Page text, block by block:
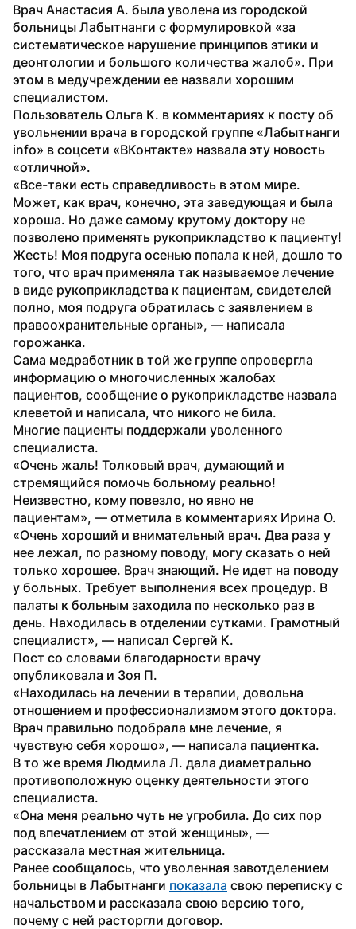
Врач Анастасия А. была уволена из городской
больницы Лабытнанги с формулировкой «за
систематическое нарушение принципов этики и
деонтологии и большого количества жалоб». При
этом в медучреждении ее назвали хорошим
специалистом.
Пользователь Ольга К. в комментариях к посту об
увольнении врача в городской группе «Лабытнанги
info» в соцсети «ВКонтакте» назвала эту новость
«отличной».
«Все-таки есть справедливость в этом мире.
Может, как врач, конечно, эта заведующая и была
хороша. Но даже самому крутому доктору не
позволено применять рукоприкладство к пациенту!
Жесть! Моя подруга осенью попала к ней, дошло то
того, что врач применяла так называемое лечение
в виде рукоприкладства к пациентам, свидетелей
полно, моя подруга обратилась с заявлением в
правоохранительные органы», — написала
горожанка.
Сама медработник в той же группе опровергла
информацию о многочисленных жалобах
пациентов, сообщение о рукоприкладстве назвала
клеветой и написала, что никого не била.
Многие пациенты поддержали уволенного
специалиста.
«Очень жаль! Толковый врач, думающий и
стремящийся помочь больному реально!
Неизвестно, кому повезло, но явно не
пациентам», — отметила в комментариях Ирина О.
«Очень хороший и внимательный врач. Два раза у
нее лежал, по разному поводу, могу сказать о ней
только хорошее. Врач знающий. Не идет на поводу
у больных. Требует выполнения всех процедур. В
палаты к больным заходила по несколько раз в
день. Находилась в отделении сутками. Грамотный
специалист», — написал Сергей К.
Пост со словами благодарности врачу
опубликовала и Зоя П.
«Находилась на лечении в терапии, довольна
отношением и профессионализмом этого доктора.
Врач правильно подобрала мне лечение, я
чувствую себя хорошо», — написала пациентка.
В то же время Людмила Л. дала диаметрально
противоположную оценку деятельности этого
специалиста.
«Она меня реально чуть не угробила. До сих пор
под впечатлением от этой женщины», —
рассказала местная жительница.
Ранее сообщалось, что уволенная завотделением
больницы в Лабытнанги показала свою переписку с
начальством и рассказала свою версию того,
почему с ней расторгли договор.